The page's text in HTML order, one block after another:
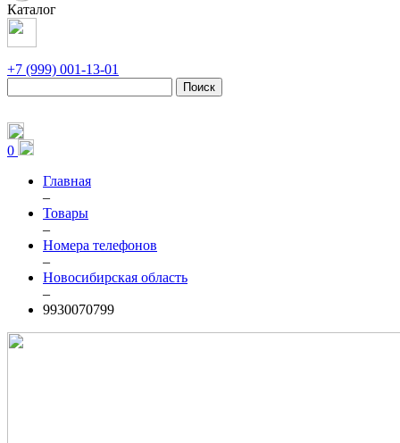
Каталог
+7 (999) 001-13-01
Поиск
0
Главная
–
Товары
–
Номера телефонов
–
Новосибирская область
–
9930070799